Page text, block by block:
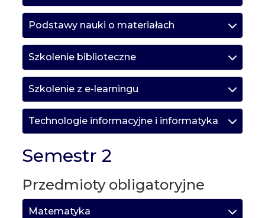
Podstawy nauki o materiałach
Szkolenie biblioteczne
Szkolenie z e-learningu
Technologie informacyjne i informatyka
Semestr 2
Przedmioty obligatoryjne
Matematyka